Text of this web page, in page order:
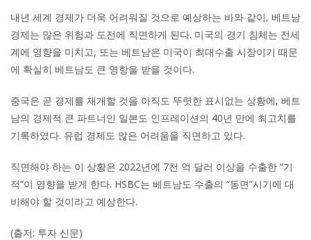
내년 세계 경제가 더욱 어려워질 것으로 예상하는 바와 같이, 베트남
경제는 많은 위험과 도전에 직면하게 된다. 미국의 경기 침체는 전세
계에 영향을 미치고, 또는 베트남은 미국이 최대수출 시장이기 때문
에 확실히 베트남도 큰 영항을 받을 것이다.
중국은 곧 경제를 재개할 것을 아직도 뚜렷한 표시없는 상황에, 베트
남의 경제적 큰 파트너인 일본도 인프레이션의 40년 만에 최고치를
기록하였다. 유럽 경제도 많은 어려움을 직면하고 있다.
직면해야 하는 이 상황은 2022년에 7천 억 달러 이상을 수출한 “기
적”이 영향을 받게 한다. HSBC는 베트남도 수출의 “동면”시기에 대
비해야 할 것이라고 예상한다.
(출저: 투자 신문)